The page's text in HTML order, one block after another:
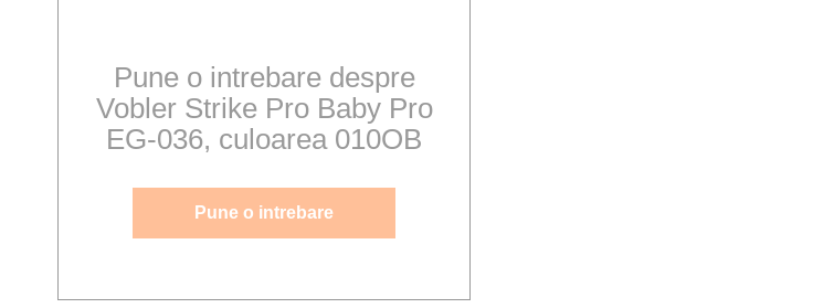
Pune o intrebare despre
Vobler Strike Pro Baby Pro
EG-036, culoarea 010OB
Pune o intrebare